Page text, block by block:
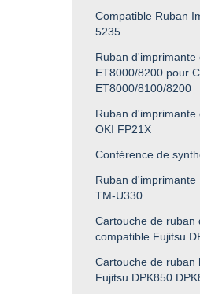
Compatible Ruban
5235
Ruban d'imprimante
ET8000/8200 pour
ET8000/8100/8200
Ruban
OKI FP21X
Conférence de
Ruban d'imprimante
TM-U330
Cartouche de ruban
compatible Fujitsu
Cartouche de ruban
Fujitsu DPK850